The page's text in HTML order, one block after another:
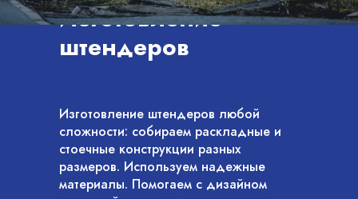
Изготовление
штендеров
Изготовление штендеров любой
сложности: собираем раскладные и
стоечные конструкции разных
размеров. Используем надежные
материалы. Помогаем с дизайном